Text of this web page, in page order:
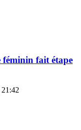
féminin fait étape